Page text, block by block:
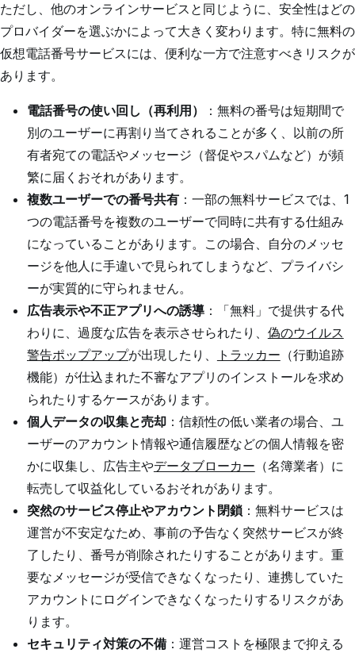
ただし、他のオンラインサービスと同じように、安全性はどの
プロバイダーを選ぶかによって大きく変わります。特に無料の
仮想電話番号サービスには、便利な一方で注意すべきリスクが
あります。
電話番号の使い回し（再利用）
：無料の番号は短期間で
別のユーザーに再割り当てされることが多く、以前の所
有者宛ての電話やメッセージ（督促やスパムなど）が頻
繁に届くおそれがあります。
複数ユーザーでの番号共有：一部の無料サービスでは、1
つの電話番号を複数のユーザーで同時に共有する仕組み
になっていることがあります。この場合、自分のメッセ
ージを他人に手違いで見られてしまうなど、プライバシ
ーが実質的に守られません。
広告表示や不正アプリへの誘導：「無料」で提供する代
わりに、過度な広告を表示させられたり、 偽のウイルス
警告ポップアップが出現したり、 トラッカー （行動追跡
機能）が仕込まれた不審なアプリのインストールを求め
られたりするケースがあります。
個人データの収集と売却：信頼性の低い業者の場合、ユ
ーザーのアカウント情報や通信履歴などの個人情報を密
かに収集し、広告主やデータブローカー （名簿業者）に
転売して収益化しているおそれがあります。
突然のサービス停止やアカウント閉鎖：無料サービスは
運営が不安定なため、事前の予告なく突然サービスが終
了したり、番号が削除されたりすることがあります。重
要なメッセージが受信できなくなったり、連携していた
アカウントにログインできなくなったりするリスクがあ
ります。
セキュリティ対策の不備：運営コストを極限まで抑える